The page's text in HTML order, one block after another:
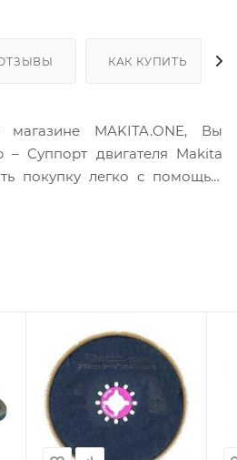
КАК КУПИТЬ
MAKITA.ONE, Вы
– Суппорт двигателя Makita
покупку легко с помощью
Макита по телефонам